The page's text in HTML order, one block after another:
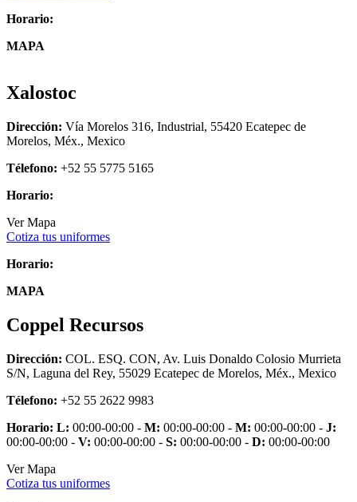
Horario:
MAPA
Xalostoc
Dirección: Vía Morelos 316, Industrial, 55420 Ecatepec de
Morelos, Méx., Mexico
Télefono: +52 55 5775 5165
Horario:
Ver Mapa
Cotiza tus uniformes
Horario:
MAPA
Coppel Recursos
Dirección: COL. ESQ. CON, Av. Luis Donaldo Colosio Murrieta
S/N, Laguna del Rey, 55029 Ecatepec de Morelos, Méx., Mexico
Télefono: +52 55 2622 9983
Horario: L: 00:00-00:00 - M: 00:00-00:00 - M: 00:00-00:00 - J:
00:00-00:00 - V: 00:00-00:00 - S: 00:00-00:00 - D: 00:00-00:00
Ver Mapa
Cotiza tus uniformes